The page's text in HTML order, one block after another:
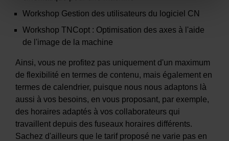
Workshop Gestion des utilisateurs du logiciel CN
Workshop TNCopt : Optimisation des axes à l'aide
de l'image de la machine
Ainsi, vous ne profitez pas uniquement d'un maximum
de flexibilité en termes de contenu, mais également en
termes de calendrier, puisque nous nous adaptons là
aussi à vos besoins, en vous proposant, par exemple,
des horaires adaptés à vos collaborateurs qui
travaillent depuis des fuseaux horaires différents.
Sachez d'ailleurs que le tarif proposé ne varie pas en